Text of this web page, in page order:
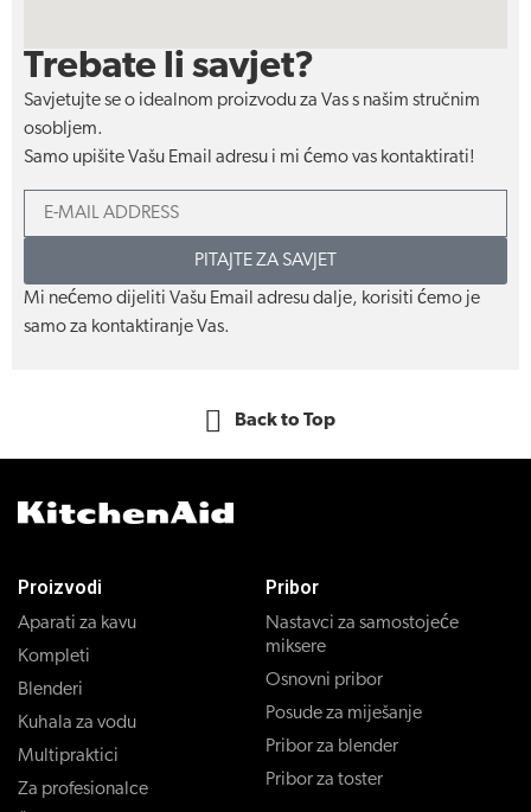
Trebate li savjet?
Savjetujte se o idealnom proizvodu za Vas s našim stručnim
osobljem.
Samo upišite Vašu Email adresu i mi ćemo vas kontaktirati!
PITAJTE ZA SAVJET
Mi nećemo dijeliti Vašu Email adresu dalje, korisiti ćemo je
samo za kontaktiranje Vas.
Back to Top
Proizvodi
Aparati za kavu
Kompleti
Blenderi
Kuhala za vodu
Multipraktici
Za profesionalce
Pribor
Nastavci za samostojeće
miksere
Osnovni pribor
Posude za miješanje
Pribor za blender
Pribor za toster